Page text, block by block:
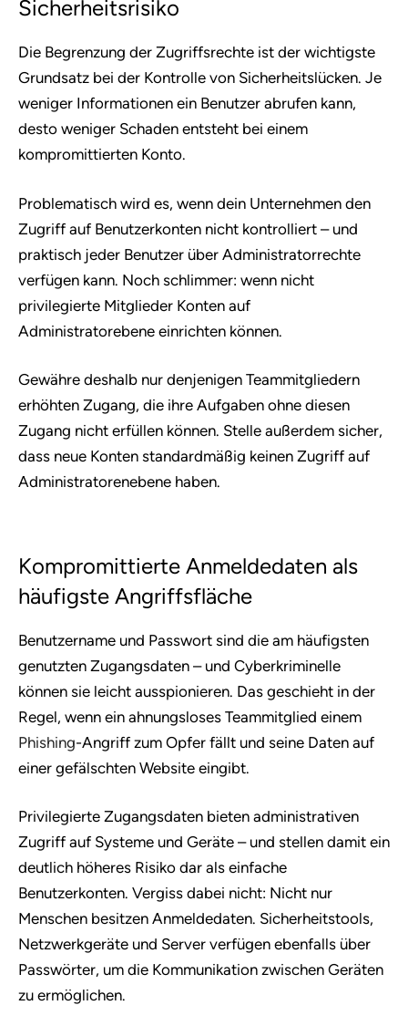
Sicherheitsrisiko
Die Begrenzung der Zugriffsrechte ist der wichtigste
Grundsatz bei der Kontrolle von Sicherheitslücken. Je
weniger Informationen ein Benutzer abrufen kann,
desto weniger Schaden entsteht bei einem
kompromittierten Konto.
Problematisch wird es, wenn dein Unternehmen den
Zugriff auf Benutzerkonten nicht kontrolliert – und
praktisch jeder Benutzer über Administratorrechte
verfügen kann. Noch schlimmer: wenn nicht
privilegierte Mitglieder Konten auf
Administratorebene einrichten können.
Gewähre deshalb nur denjenigen Teammitgliedern
erhöhten Zugang, die ihre Aufgaben ohne diesen
Zugang nicht erfüllen können. Stelle außerdem sicher,
dass neue Konten standardmäßig keinen Zugriff auf
Administratorenebene haben.
Kompromittierte Anmeldedaten als
häufigste Angriffsfläche
Benutzername und Passwort sind die am häufigsten
genutzten Zugangsdaten – und Cyberkriminelle
können sie leicht ausspionieren. Das geschieht in der
Regel, wenn ein ahnungsloses Teammitglied einem
Phishing-Angriff zum Opfer fällt und seine Daten auf
einer gefälschten Website eingibt.
Privilegierte Zugangsdaten bieten administrativen
Zugriff auf Systeme und Geräte – und stellen damit ein
deutlich höheres Risiko dar als einfache
Benutzerkonten. Vergiss dabei nicht: Nicht nur
Menschen besitzen Anmeldedaten. Sicherheitstools,
Netzwerkgeräte und Server verfügen ebenfalls über
Passwörter, um die Kommunikation zwischen Geräten
zu ermöglichen.